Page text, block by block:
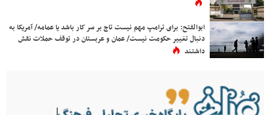
ابوالفتح: برای ترامپ مهم نیست تاج بر سر کار باشد یا عمامه/ آمریکا به
دنبال تغییر حکومت نیست/ عمان و عربستان در توقف حملات نقش
داشتند